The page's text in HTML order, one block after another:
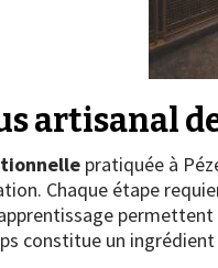
artisanal
pratiquée à
Chaque étape
constitue un